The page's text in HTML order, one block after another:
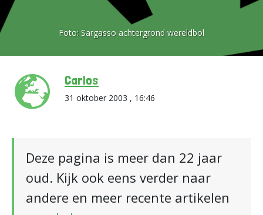
Foto: Sargasso achtergrond wereldbol
Carlos
31 oktober 2003 , 16:46
Deze pagina is meer dan 22 jaar
oud. Kijk ook eens verder naar
andere en meer recente artikelen